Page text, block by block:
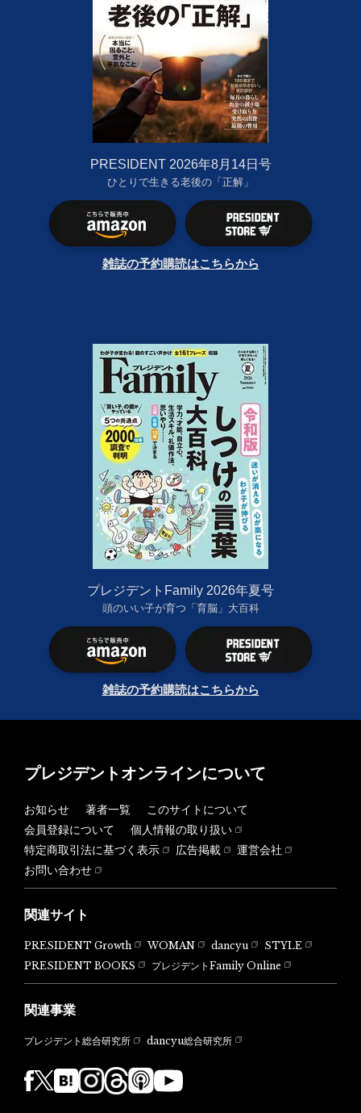
PRESIDENT 2026年8月14日号
ひとりで生きる老後の「正解」
雑誌の予約購読はこちらから
プレジデントFamily 2026年夏号
頭のいい子が育つ「育脳」大百科
雑誌の予約購読はこちらから
プレジデントオンラインについて
お知らせ 著者一覧
このサイトについて
会員登録について
個人情報の取り扱い
特定商取引法に基づく表示
広告掲載
運営会社
お問い合わせ
関連サイト
PRESIDENT Growth WOMAN dancyu
STYLE
PRESIDENT BOOKS
プレジデントFamily Online
関連事業
プレジデント総合研究所 dancyu総合研究所